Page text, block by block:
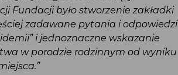
Fundacji było stworzenie zakładki
zadawane pytania i odpowiedzi
i jednoznaczne wskazanie
w porodzie rodzinnym od wyniku